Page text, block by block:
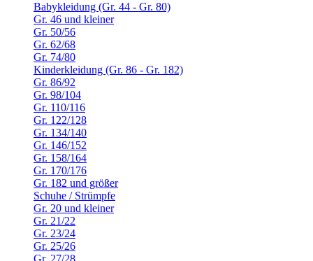
Babykleidung (Gr. 44 - Gr. 80)
Gr. 46 und kleiner
Gr. 50/56
Gr. 62/68
Gr. 74/80
Kinderkleidung (Gr. 86 - Gr. 182)
Gr. 86/92
Gr. 98/104
Gr. 110/116
Gr. 122/128
Gr. 134/140
Gr. 146/152
Gr. 158/164
Gr. 170/176
Gr. 182 und größer
Schuhe / Strümpfe
Gr. 20 und kleiner
Gr. 21/22
Gr. 23/24
Gr. 25/26
Gr. 27/28